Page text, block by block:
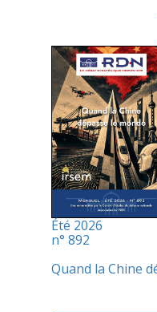
Été 2026
n° 892
Quand la Chine